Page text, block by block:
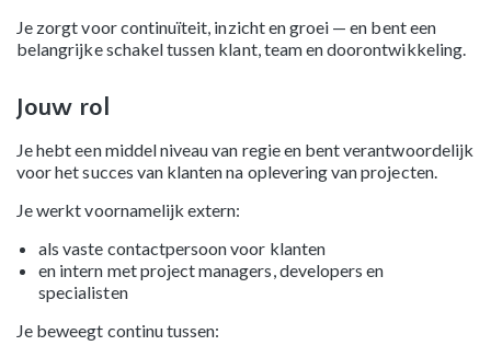
Je zorgt voor continuïteit, inzicht en groei — en bent een
belangrijke schakel tussen klant, team en doorontwikkeling.
Jouw rol
Je hebt een middel niveau van regie en bent verantwoordelijk
voor het succes van klanten na oplevering van projecten.
Je werkt voornamelijk extern:
als vaste contactpersoon voor klanten
en intern met project managers, developers en
specialisten
Je beweegt continu tussen: